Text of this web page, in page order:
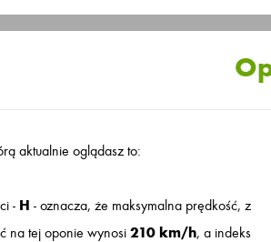
aktualnie oglądasz to:
- H - oznacza, że maksymalna prędkość, z
na tej oponie wynosi 210 km/h, a indeks